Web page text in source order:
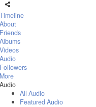
Timeline
About
Friends
Albums
Videos
Audio
Followers
More
Audio
All Audio
Featured Audio